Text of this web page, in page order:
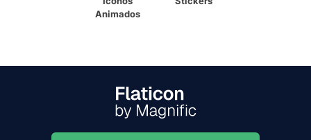
Animados